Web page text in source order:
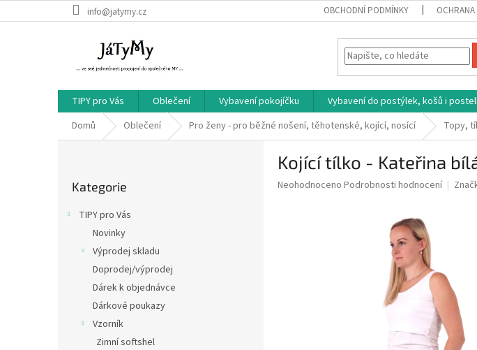
na
info@jatymy.cz OBCHODNÍ PODMÍNKY
TIPY pro Vás Oblečení Vybavení pokojíčku Vybavení do postýlek, košů i
Domů
Oblečení Pro ženy - pro běžné nošení, těhotenské, kojící, nosící Topy,
kategorie
Kategorie
TIPY pro Vás
Novinky
Výprodej skladu
Doprodej/výprodej
Dárek k objednávce
Dárkové poukazy
Vzorník
Zimní softshel
Kojící tílko - Kateřina
Průměrné
Neohodnoceno Podrobnosti hodnocení